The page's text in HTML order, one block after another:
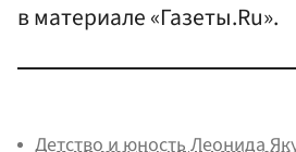
в материале «Газеты.Ru».
Детство и юность Леонида